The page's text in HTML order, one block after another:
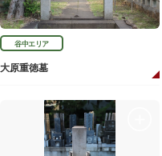
谷中エリア
大原重徳墓